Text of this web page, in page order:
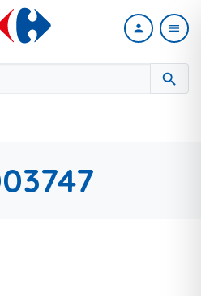
search
person menu